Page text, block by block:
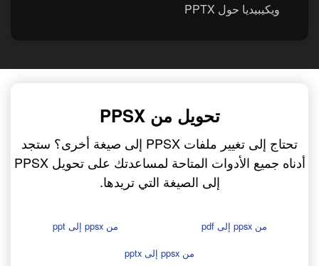
ويكيبيديا حول PPTX
تحويل من PPSX
تحتاج إلى تغيير ملفات PPSX إلى صيغة أخرى؟ ستجد
أدناه جميع الأدوات المتاحة لمساعدتك على تحويل PPSX
إلى الصيغة التي تريدها.
من ppsx إلى pdf
من ppsx إلى ppt
من ppsx إلى pptx